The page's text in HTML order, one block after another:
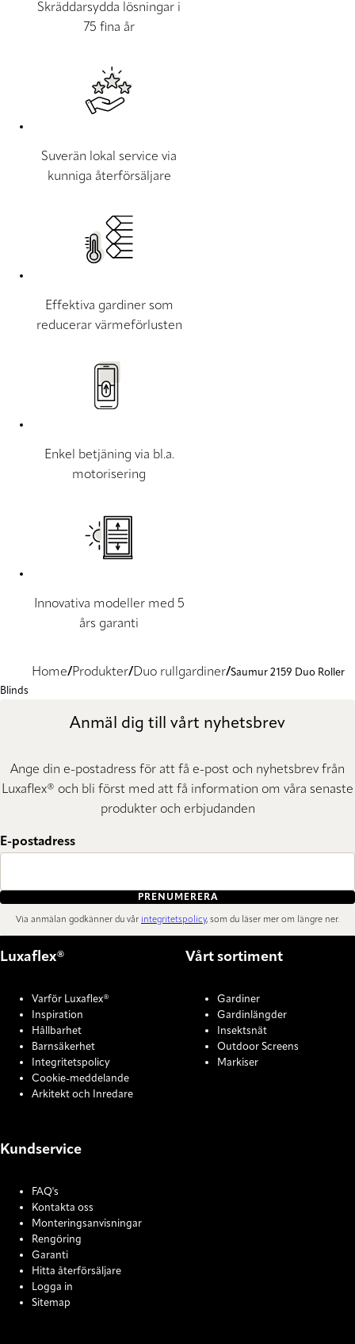
Skräddarsydda lösningar i
75 fina år
Suverän lokal service via
kunniga återförsäljare
Effektiva gardiner som
reducerar värmeförlusten
Enkel betjäning via bl.a.
motorisering
Innovativa modeller med 5
års garanti
Home Produkter Duo rullgardiner Saumur 2159 Duo Roller
Blinds
Anmäl dig till vårt nyhetsbrev
Ange din e-postadress för att få e-post och nyhetsbrev från
Luxaflex® och bli först med att få information om våra senaste
produkter och erbjudanden
E-postadress
PRENUMERERA
Via anmälan godkänner du vår integritetspolicy, som du läser mer om längre ner.
Luxaflex®
Varför Luxaflex®
Inspiration
Hållbarhet
Barnsäkerhet
Integritetspolicy
Cookie-meddelande
Arkitekt och Inredare
Vårt sortiment
Gardiner
Gardinlängder
Insektsnät
Outdoor Screens
Markiser
Kundservice
FAQ's
Kontakta oss
Monteringsanvisningar
Rengöring
Garanti
Hitta återförsäljare
Logga in
Sitemap